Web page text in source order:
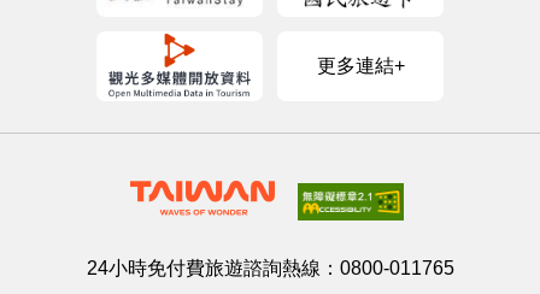
更多連結+
24小時免付費旅遊諮詢熱線： 0800-011765